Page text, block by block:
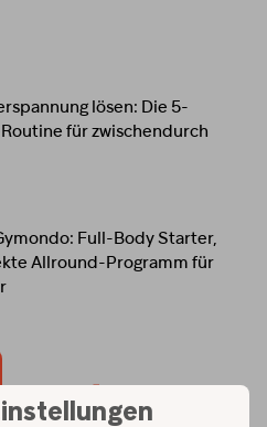
lösen: Die 5-
für zwischendurch
Full-Body Starter,
Allround-Programm für